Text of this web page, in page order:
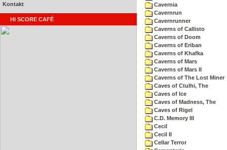
Kontakt
HI SCORE CAFÉ
Cavernia
Cavernrun
Cavernrunner
Caverns of Callisto
Caverns of Doom
Caverns of Eriban
Caverns of Khafka
Caverns of Mars
Caverns of Mars II
Caverns of The Lost Miner
Caves of Ctulhi, The
Caves of Ice
Caves of Madness, The
Caves of Rigel
C.D. Memory III
Cecil
Cecil II
Cellar Terror